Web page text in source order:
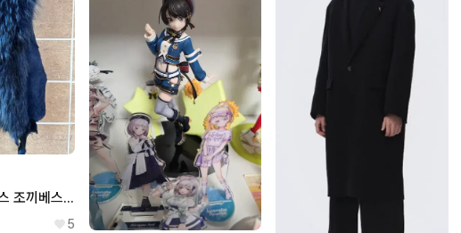
제시뉴욕 리얼 폭스 조끼베스트
5